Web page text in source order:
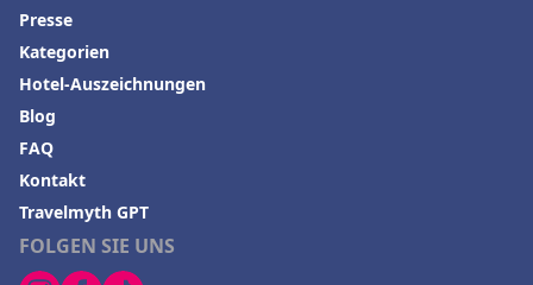
FOLGEN SIE UNS
Presse
Kategorien
Hotel-Auszeichnungen
Blog
FAQ
Kontakt
Travelmyth GPT